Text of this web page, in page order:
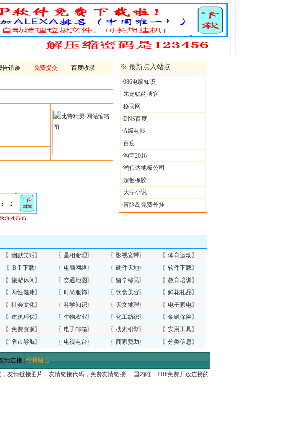
告错误 免费提交 百度收录 ※ 最新点入站点
·086电脑知识
·朱定聪的博客
·移民网
·DNS百度
·A级电影
·百度
·淘宝2016
·鸿伟达地板公司
·超畅橡胶
·大字小说
·冒险岛免费外挂
〖 幽默笑话〗 〖 星相命理〗 〖 影视宽带〗 〖 体育运动〗
〖 B T 下载〗 〖 电脑网络〗 〖 硬件天地〗 〖 软件下载〗
〖 旅游休闲 〗 〖 交通地图 〗 〖 留学移民〗 〖 教育培训 〗
〖 两性健康〗 〖 时尚服饰〗 〖 饮食美容〗 〖 鲜花礼品〗
〖 社会文化〗 〖 科学知识〗 〖 天文地理〗 〖 电子家电〗
〖 建筑环保〗 〖 生物农业〗 〖 化工纺织〗 〖 金融保险〗
〖 免费资源〗 〖 电子邮箱〗 〖 搜索引擎〗 〖 实用工具〗
〖 省市导航〗 〖 电视电台〗 〖 商家赞助〗 〖 分类信息〗
情连接|给我留言|
友情链接图片，友情链接代码，免费友情链接----国内唯一PR6免费开放连接的